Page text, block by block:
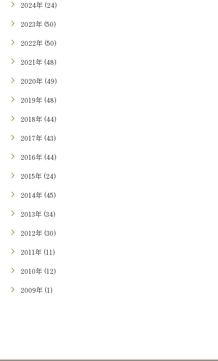
2024年 (24)
2023年 (50)
2022年 (50)
2021年 (48)
2020年 (49)
2019年 (48)
2018年 (44)
2017年 (43)
2016年 (44)
2015年 (24)
2014年 (45)
2013年 (34)
2012年 (30)
2011年 (11)
2010年 (12)
2009年 (1)